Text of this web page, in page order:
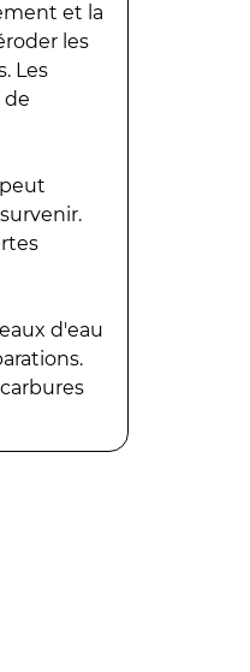
et la
les
Les
de
d'eau